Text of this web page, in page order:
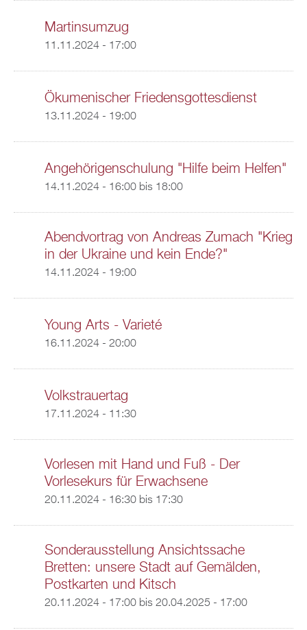
Martinsumzug
11.11.2024 - 17:00
Ökumenischer Friedensgottesdienst
13.11.2024 - 19:00
Angehörigenschulung "Hilfe beim Helfen"
14.11.2024 - 16:00bis 18:00
Abendvortrag von Andreas Zumach "Krieg
in der Ukraine und kein Ende?"
14.11.2024 - 19:00
Young Arts - Varieté
16.11.2024 - 20:00
Volkstrauertag
17.11.2024 - 11:30
Vorlesen mit Hand und Fuß - Der
Vorlesekurs für Erwachsene
20.11.2024 - 16:30bis 17:30
Sonderausstellung Ansichtssache
Bretten: unsere Stadt auf Gemälden,
Postkarten und Kitsch
20.11.2024 - 17:00bis 20.04.2025 - 17:00